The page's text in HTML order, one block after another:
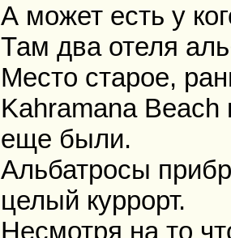
А может есть у
Там два отеля
Место старое,
Kahramana Beach
еще были.
Альбатросы
целый куррорт.
Несмотря на то